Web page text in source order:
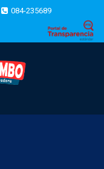
084-235689